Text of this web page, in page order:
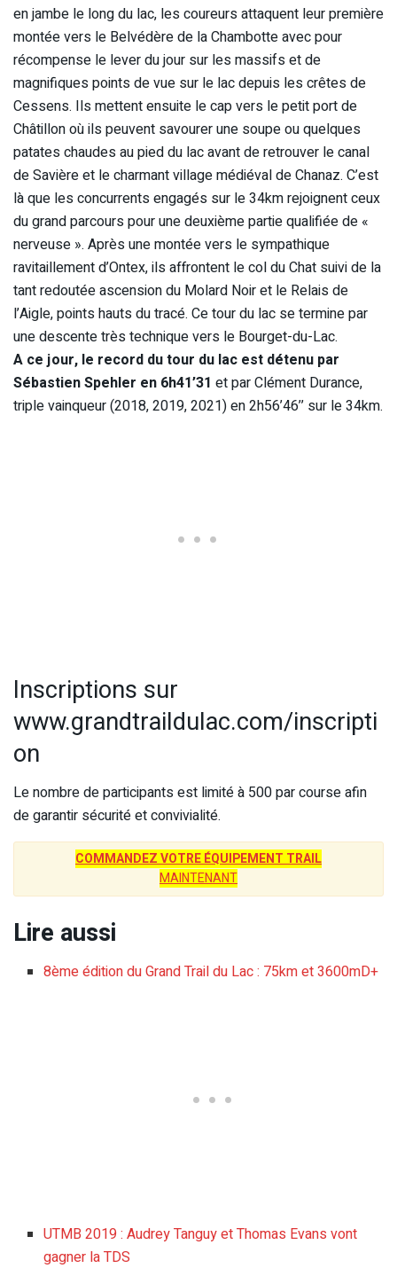
en jambe le long du lac, les coureurs attaquent leur première
montée vers le Belvédère de la Chambotte avec pour
récompense le lever du jour sur les massifs et de
magnifiques points de vue sur le lac depuis les crêtes de
Cessens. Ils mettent ensuite le cap vers le petit port de
Châtillon où ils peuvent savourer une soupe ou quelques
patates chaudes au pied du lac avant de retrouver le canal
de Savière et le charmant village médiéval de Chanaz. C’est
là que les concurrents engagés sur le 34km rejoignent ceux
du grand parcours pour une deuxième partie qualifiée de «
nerveuse ». Après une montée vers le sympathique
ravitaillement d’Ontex, ils affrontent le col du Chat suivi de la
tant redoutée ascension du Molard Noir et le Relais de
l’Aigle, points hauts du tracé. Ce tour du lac se termine par
une descente très technique vers le Bourget-du-Lac.
A ce jour, le record du tour du lac est détenu par
Sébastien Spehler en 6h41’31 et par Clément Durance,
triple vainqueur (2018, 2019, 2021) en 2h56’46’’ sur le 34km.
Inscriptions sur
www.grandtraildulac.com/inscripti
on
Le nombre de participants est limité à 500 par course afin
de garantir sécurité et convivialité.
COMMANDEZ VOTRE ÉQUIPEMENT TRAIL
MAINTENANT
Lire aussi
8ème édition du Grand Trail du Lac : 75km et 3600mD+
UTMB 2019 : Audrey Tanguy et Thomas Evans vont
gagner la TDS